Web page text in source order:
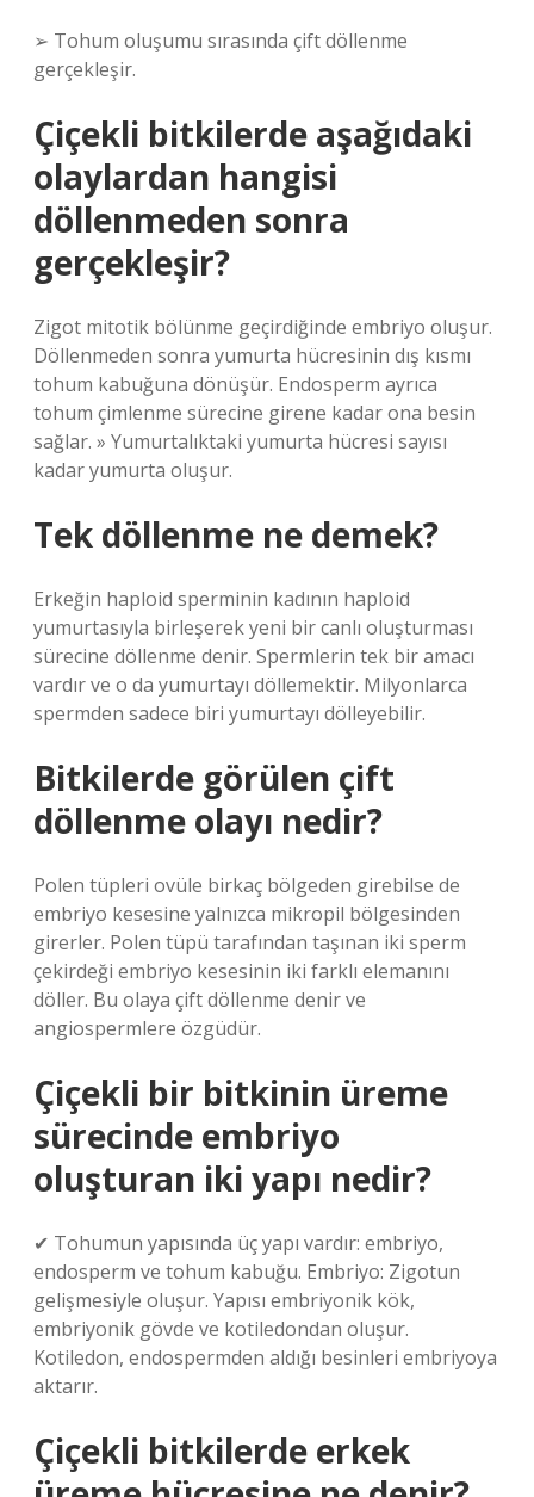
➢ Tohum oluşumu sırasında çift döllenme
gerçekleşir.
Çiçekli bitkilerde aşağıdaki
olaylardan hangisi
döllenmeden sonra
gerçekleşir?
Zigot mitotik bölünme geçirdiğinde embriyo oluşur.
Döllenmeden sonra yumurta hücresinin dış kısmı
tohum kabuğuna dönüşür. Endosperm ayrıca
tohum çimlenme sürecine girene kadar ona besin
sağlar. » Yumurtalıktaki yumurta hücresi sayısı
kadar yumurta oluşur.
Tek döllenme ne demek?
Erkeğin haploid sperminin kadının haploid
yumurtasıyla birleşerek yeni bir canlı oluşturması
sürecine döllenme denir. Spermlerin tek bir amacı
vardır ve o da yumurtayı döllemektir. Milyonlarca
spermden sadece biri yumurtayı dölleyebilir.
Bitkilerde görülen çift
döllenme olayı nedir?
Polen tüpleri ovüle birkaç bölgeden girebilse de
embriyo kesesine yalnızca mikropil bölgesinden
girerler. Polen tüpü tarafından taşınan iki sperm
çekirdeği embriyo kesesinin iki farklı elemanını
döller. Bu olaya çift döllenme denir ve
angiospermlere özgüdür.
Çiçekli bir bitkinin üreme
sürecinde embriyo
oluşturan iki yapı nedir?
✔ Tohumun yapısında üç yapı vardır: embriyo,
endosperm ve tohum kabuğu. Embriyo: Zigotun
gelişmesiyle oluşur. Yapısı embriyonik kök,
embriyonik gövde ve kotiledondan oluşur.
Kotiledon, endospermden aldığı besinleri embriyoya
aktarır.
Çiçekli bitkilerde erkek